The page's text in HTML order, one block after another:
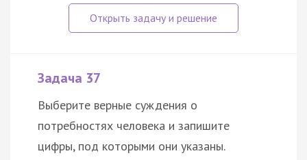
Задача 37
Выберите верные суждения о
потребностях человека и запишите
цифры, под которыми они указаны.